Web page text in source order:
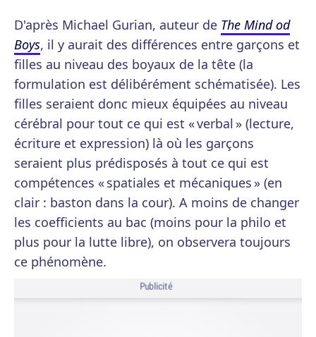
D'après Michael Gurian, auteur de The Mind od
Boys, il y aurait des différences entre garçons et
filles au niveau des boyaux de la tête (la
formulation est délibérément schématisée). Les
filles seraient donc mieux équipées au niveau
cérébral pour tout ce qui est « verbal » (lecture,
écriture et expression) là où les garçons
seraient plus prédisposés à tout ce qui est
compétences « spatiales et mécaniques » (en
clair : baston dans la cour). A moins de changer
les coefficients au bac (moins pour la philo et
plus pour la lutte libre), on observera toujours
ce phénomène.
Publicité